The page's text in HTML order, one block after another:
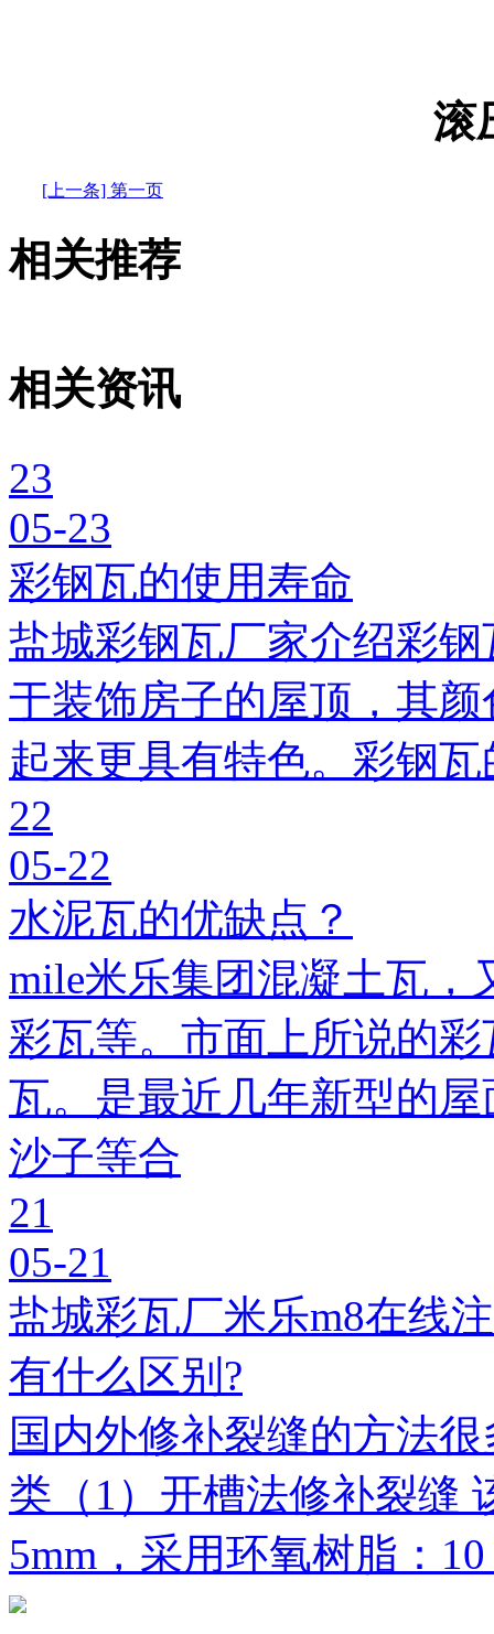
滚
[上一条] 第一页
相关推荐
相关资讯
23
05-23
彩钢瓦的使用寿命
盐城彩钢瓦厂家介绍彩
于装饰房子的屋顶，其
起来更具有特色。彩钢
22
05-22
水泥瓦的优缺点？
mile米乐集团混凝土瓦，
彩瓦等。市面上所说的
瓦。是最近几年新型的
沙子等合
21
05-21
盐城彩瓦厂米乐m8在线
有什么区别?
国内外修补裂缝的方法
类（1）开槽法修补裂缝
5mm，采用环氧树脂：